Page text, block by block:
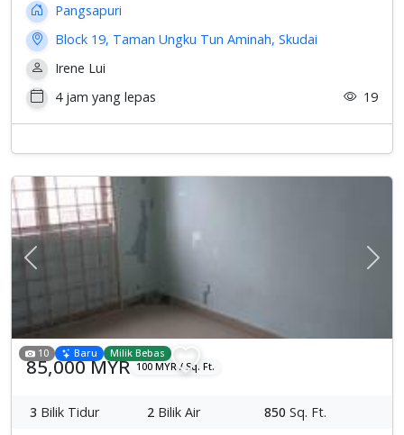
Pangsapuri
Block 19, Taman Ungku Tun Aminah, Skudai
Irene Lui
4 jam yang lepas
19
Previous
10 Baru Milik Bebas
85,000 MYR 100 MYR / Sq. Ft.
3 Bilik Tidur 2 Bilik Air 850 Sq. Ft.